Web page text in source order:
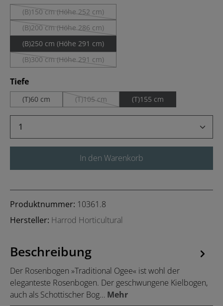
(B)150 cm (Höhe 252 cm)
(Diese Option ist zurzeit nicht verfügbar.)
(B)200 cm (Höhe 286 cm)
(Diese Option ist zurzeit nicht verfügbar.)
(B)250 cm (Höhe 291 cm)
(B)300 cm (Höhe 291 cm)
(Diese Option ist zurzeit nicht verfügbar.)
Tiefeauswählen
(T)60 cm (T)105 cm
(Diese Option ist zurzeit nicht verfügbar.)
(T)155 cm
Produkt Anzahl: Gib den gewünschten
In den Warenkorb
Produktnummer: 10361.8
Hersteller: Harrod Horticultural
Beschreibung
Der Rosenbogen »Traditional Ogee« ist wohl der
eleganteste Rosenbogen. Der geschwungene Kielbogen,
auch als Schottischer Bog… Mehr